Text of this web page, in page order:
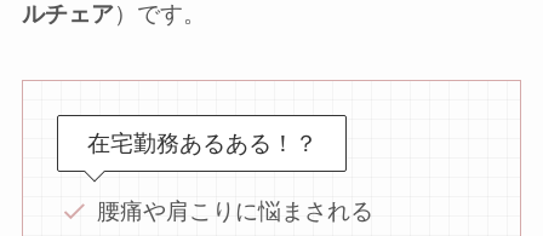
ルチェア）です。
在宅勤務あるある！？
腰痛や肩こりに悩まされる